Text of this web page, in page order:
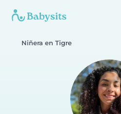
Niñera en Tigre